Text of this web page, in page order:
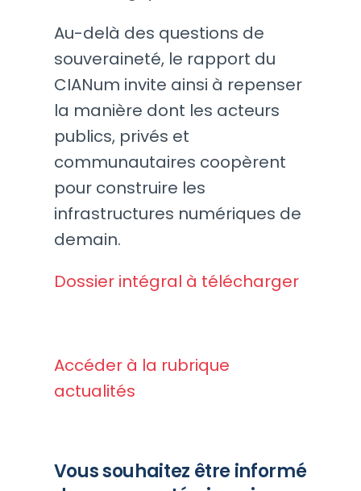
Au-delà des questions de
souveraineté, le rapport du
CIANum invite ainsi à repenser
la manière dont les acteurs
publics, privés et
communautaires coopèrent
pour construire les
infrastructures numériques de
demain.
Dossier intégral à télécharger
Accéder à la rubrique
actualités
Vous souhaitez être informé